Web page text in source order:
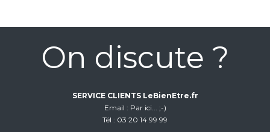
On discute ?
SERVICE CLIENTS LeBienEtre.fr
Email
Par ici... ;-)
Tél
03 20 14 99 99